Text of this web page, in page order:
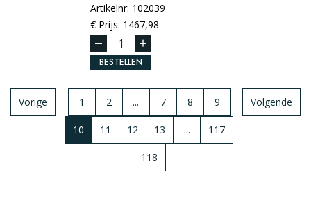
Artikelnr: 102039
€ Prijs: 1467,98
BESTELLEN
Vorige 1 2 ... 7 8 9
10 11 12 13 ... 117
118
Volgende